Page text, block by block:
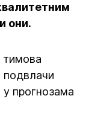
они.
тимова
подвлачи
прогнозама